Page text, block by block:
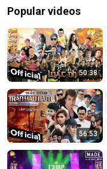
Popular videos
50:38
56:53